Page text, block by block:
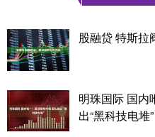
股融贷 特斯拉
明珠国际 国内
出“黑科技电堆”